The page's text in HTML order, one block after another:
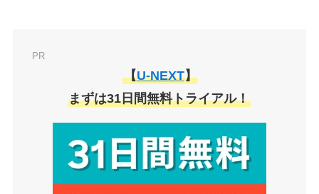
PR
【U-NEXT】
まずは31日間無料トライアル！